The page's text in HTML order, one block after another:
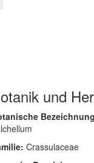
und
Crassulaceae